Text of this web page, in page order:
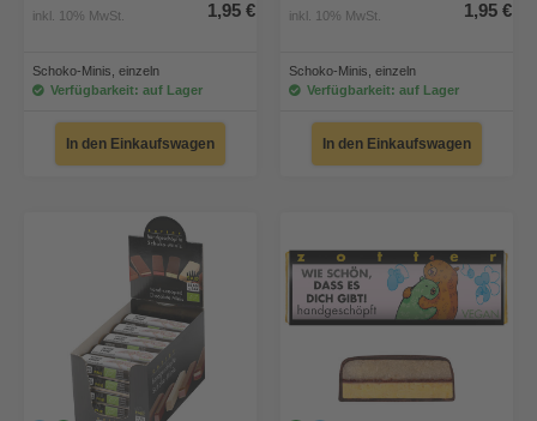
inkl. 10% MwSt. 1,95 €
Schoko-Minis, einzeln
Verfügbarkeit: auf Lager
In den Einkaufswagen
inkl. 10% MwSt. 1,95 €
Schoko-Minis, einzeln
Verfügbarkeit: auf Lager
In den Einkaufswagen